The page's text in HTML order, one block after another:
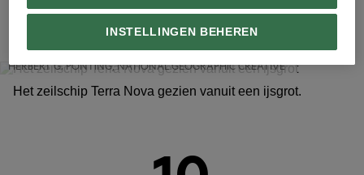
9
HERBERT G. PONTING, NATIONAL GEOGRAPHIC CREATIVE
Het zeilschip Terra Nova gezien vanuit een ijsgrot.
INSTELLINGEN BEHEREN